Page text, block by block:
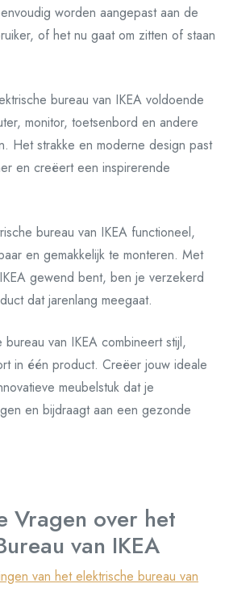
worden aangepast aan de
of het nu gaat om zitten of staan
bureau van IKEA voldoende
monitor, toetsenbord en andere
Het strakke en moderne design past
en creëert een inspirerende
bureau van IKEA functioneel,
en gemakkelijk te monteren. Met
gewend bent, ben je verzekerd
dat jarenlang meegaat.
van IKEA combineert stijl,
in één product. Creëer jouw ideale
meubelstuk dat je
en bijdraagt aan een gezonde
Vragen over het
van IKEA
van het elektrische bureau van